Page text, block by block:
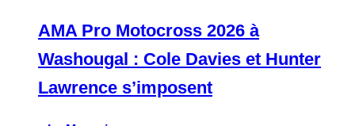
AMA Pro Motocross 2026 à
Washougal : Cole Davies et Hunter
Lawrence s’imposent